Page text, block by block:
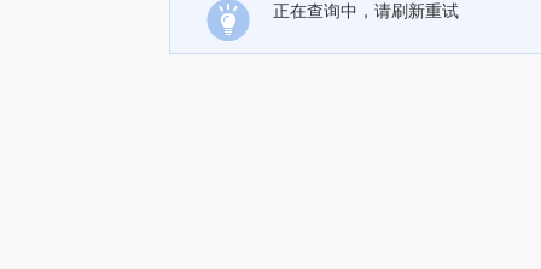
正在查询中，请刷新重试